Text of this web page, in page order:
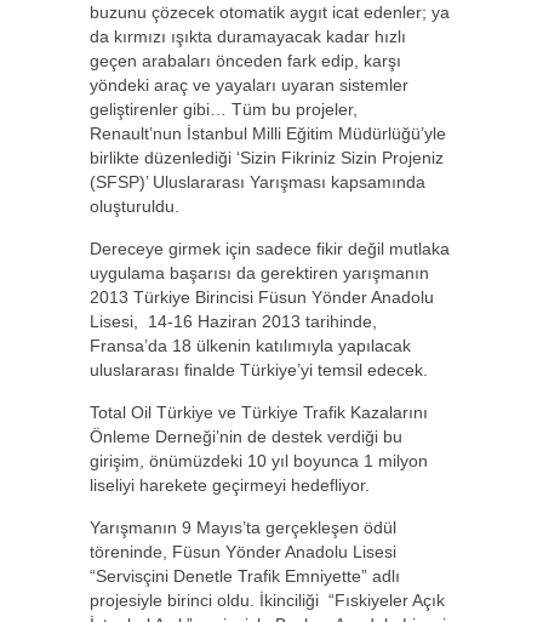
buzunu çözecek otomatik aygıt icat edenler; ya
da kırmızı ışıkta duramayacak kadar hızlı
geçen arabaları önceden fark edip, karşı
yöndeki araç ve yayaları uyaran sistemler
geliştirenler gibi… Tüm bu projeler,
Renault’nun İstanbul Milli Eğitim Müdürlüğü’yle
birlikte düzenlediği ‘Sizin Fikriniz Sizin Projeniz
(SFSP)’ Uluslararası Yarışması kapsamında
oluşturuldu.
Dereceye girmek için sadece fikir değil mutlaka
uygulama başarısı da gerektiren yarışmanın
2013 Türkiye Birincisi Füsun Yönder Anadolu
Lisesi, 14-16 Haziran 2013 tarihinde,
Fransa’da 18 ülkenin katılımıyla yapılacak
uluslararası finalde Türkiye’yi temsil edecek.
Total Oil Türkiye ve Türkiye Trafik Kazalarını
Önleme Derneği’nin de destek verdiği bu
girişim, önümüzdeki 10 yıl boyunca 1 milyon
liseliyi harekete geçirmeyi hedefliyor.
Yarışmanın 9 Mayıs’ta gerçekleşen ödül
töreninde, Füsun Yönder Anadolu Lisesi
“Servisçini Denetle Trafik Emniyette” adlı
projesiyle birinci oldu. İkinciliği “Fıskiyeler Açık